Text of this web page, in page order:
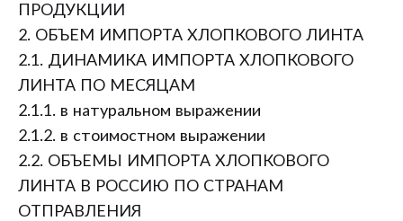
ПРОДУКЦИИ
2. ОБЪЕМ ИМПОРТА ХЛОПКОВОГО ЛИНТА
2.1. ДИНАМИКА ИМПОРТА ХЛОПКОВОГО
ЛИНТА ПО МЕСЯЦАМ
2.1.1. в натуральном выражении
2.1.2. в стоимостном выражении
2.2. ОБЪЕМЫ ИМПОРТА ХЛОПКОВОГО
ЛИНТА В РОССИЮ ПО СТРАНАМ
ОТПРАВЛЕНИЯ